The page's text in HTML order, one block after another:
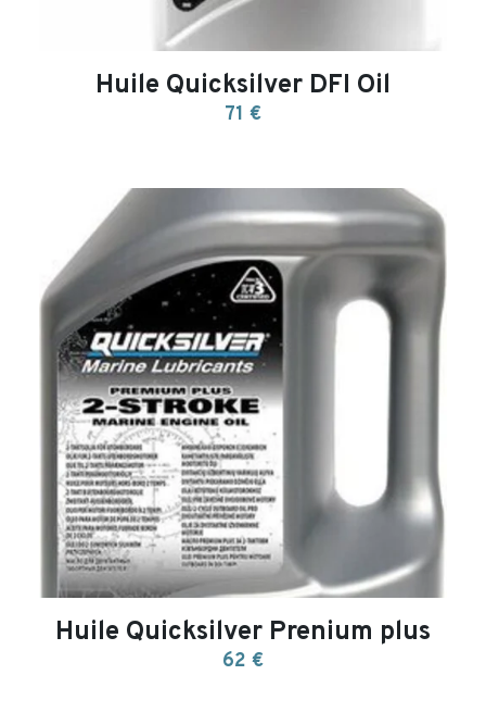
Huile Quicksilver DFI Oil
71 €
search
Huile Quicksilver Prenium plus
62 €